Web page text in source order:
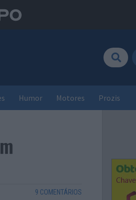
Humor Motores Prozis
9 COMENTÁRIOS